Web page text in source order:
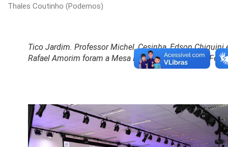
Thales Coutinho (Podemos)
Tico Jardim. Professor Michel, Cesinha, Edson Chiquini
Rafael Amorim foram a Mesa Diretora. (Foto: Tiago